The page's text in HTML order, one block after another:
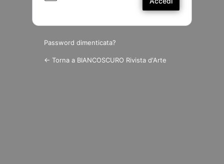
Password dimenticata?
← Torna a BIANCOSCURO Rivista d'Arte